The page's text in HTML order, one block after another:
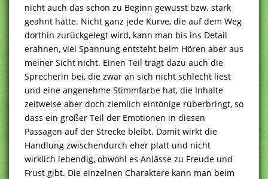
nicht auch das schon zu Beginn gewusst bzw. stark
geahnt hätte. Nicht ganz jede Kurve, die auf dem Weg
dorthin zurückgelegt wird, kann man bis ins Detail
erahnen, viel Spannung entsteht beim Hören aber aus
meiner Sicht nicht. Einen Teil trägt dazu auch die
Sprecherin bei, die zwar an sich nicht schlecht liest
und eine angenehme Stimmfarbe hat, die Inhalte
zeitweise aber doch ziemlich eintönige rüberbringt, so
dass ein großer Teil der Emotionen in diesen
Passagen auf der Strecke bleibt. Damit wirkt die
Handlung zwischendurch eher platt und nicht
wirklich lebendig, obwohl es Anlässe zu Freude und
Frust gibt. Die einzelnen Charaktere kann man beim